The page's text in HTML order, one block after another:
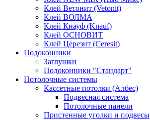
Клей Ветонит (Vetonit)
Клей ВОЛМА
Клей Кнауф (Knauf)
Клей ОСНОВИТ
Клей Церезит (Ceresit)
Подоконники
Заглушки
Подоконники "Стандарт"
Потолочные системы
Кассетные потолки (Албес)
Подвесная система
Потолочные панели
Пристенные уголки и подвесы